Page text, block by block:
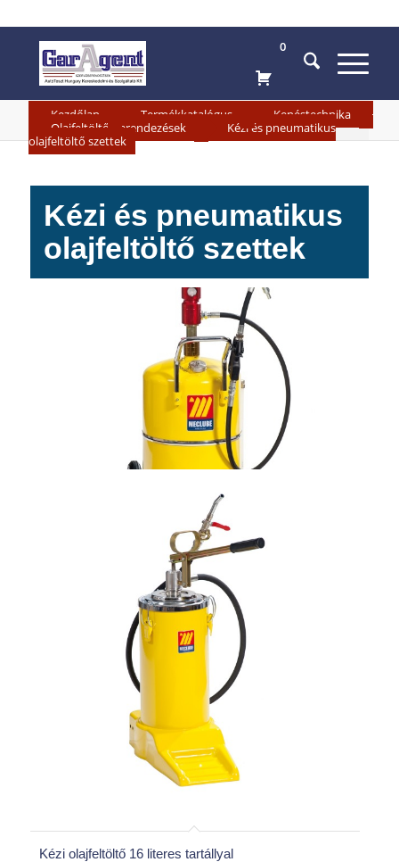
0
Kezdőlap Termékkatalógus Kenéstechnika
Olajfeltöltő berendezések
Kézi és pneumatikus
olajfeltöltő szettek
Kézi és pneumatikus
olajfeltöltő szettek
Kézi olajfeltöltő 16 literes tartállyal